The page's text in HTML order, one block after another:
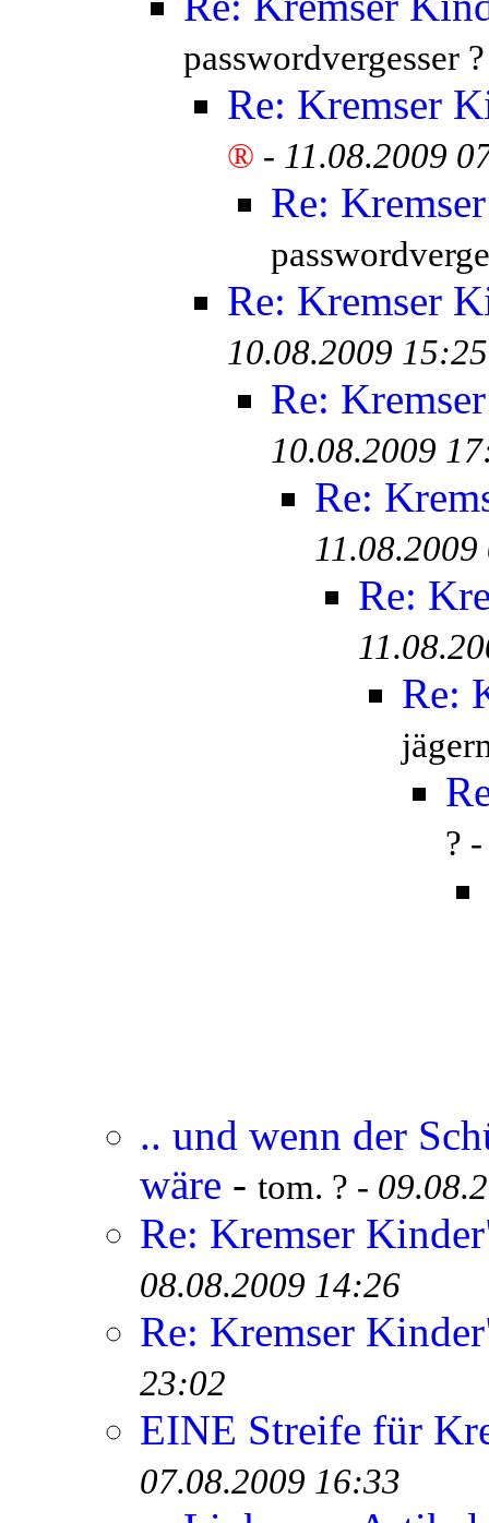
passwordvergesser
Re: Kremser
® - 11.08.2009
Re:
Re: Kremser
10.08.2009 15:25
Re:
10.08.2009
Re:
Re:
Re:
?
.. und wenn der
wäre - tom. ? -
Re: Kremser
08.08.2009 14:26
Re: Kremser
23:02
EINE Streife für
07.08.2009 16:33